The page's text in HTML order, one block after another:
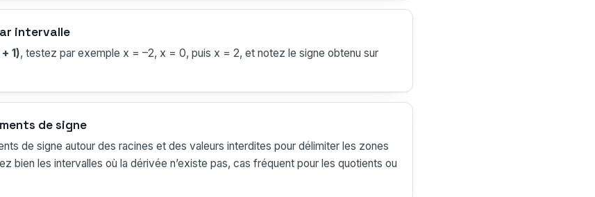
intervalle
1), testez par exemple x = –2, x = 0, puis x = 2, et notez le signe obtenu sur
de signe
de signe autour des racines et des valeurs interdites pour délimiter les zones
bien les intervalles où la dérivée n’existe pas, cas fréquent pour les quotients ou